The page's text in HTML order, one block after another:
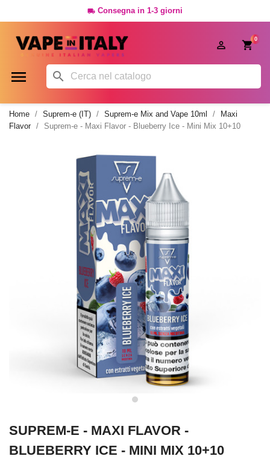
 Consegna in 1-3 giorni
0

 
Home Suprem-e (IT) Suprem-e Mix and Vape 10ml
Maxi
Flavor
Suprem-e - Maxi Flavor - Blueberry Ice - Mini Mix 10+10
SUPREM-E - MAXI FLAVOR -
BLUEBERRY ICE - MINI MIX 10+10